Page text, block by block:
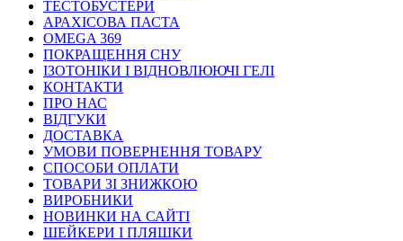
ТЕСТОБУСТЕРИ
АРАХІСОВА ПАСТА
OMEGA 369
ПОКРАЩЕННЯ СНУ
ІЗОТОНІКИ І ВІДНОВЛЮЮЧІ ГЕЛІ
КОНТАКТИ
ПРО НАС
ВІДГУКИ
ДОСТАВКА
УМОВИ ПОВЕРНЕННЯ ТОВАРУ
СПОСОБИ ОПЛАТИ
ТОВАРИ ЗІ ЗНИЖКОЮ
ВИРОБНИКИ
НОВИНКИ НА САЙТІ
ШЕЙКЕРИ І ПЛЯШКИ